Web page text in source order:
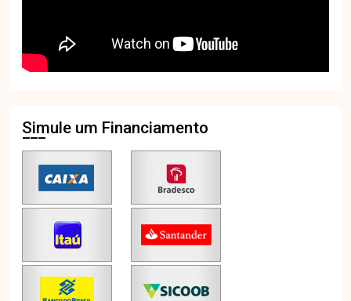
Simule um Financiamento